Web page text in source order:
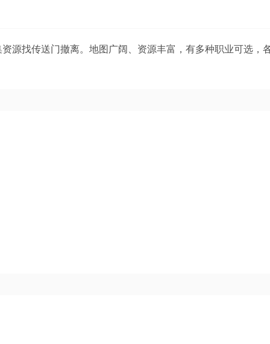
源找传送门撤离。地图广阔、资源丰富，有多种职业可选，